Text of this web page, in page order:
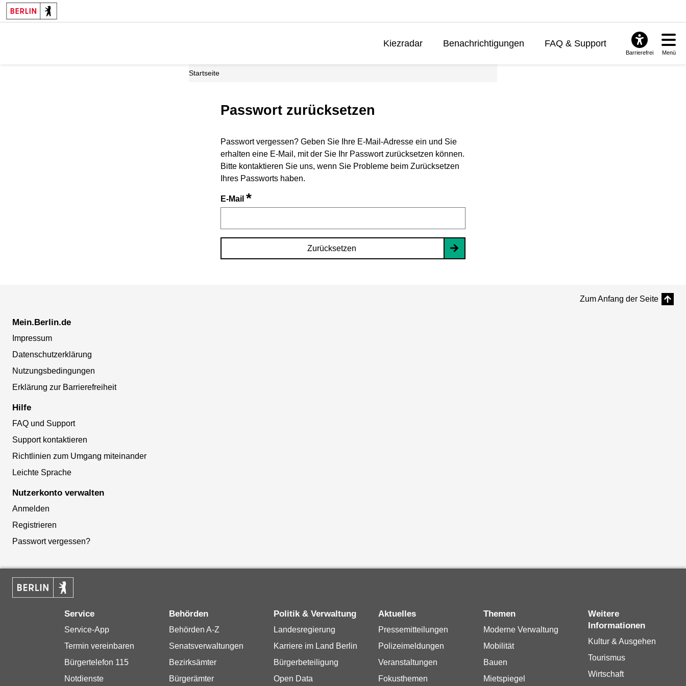
Kiezradar Benachrichtigungen FAQ & Support
Barrierefrei Menü
Startseite
Passwort zurücksetzen
Passwort vergessen? Geben Sie Ihre E-Mail-Adresse ein und Sie
erhalten eine E-Mail, mit der Sie Ihr Passwort zurücksetzen können.
Bitte kontaktieren Sie uns, wenn Sie Probleme beim Zurücksetzen
Ihres Passworts haben.
E-Mail *
Zurücksetzen
Zum Anfang der Seite
Mein.Berlin.de
Impressum
Datenschutzerklärung
Nutzungsbedingungen
Erklärung zur Barrierefreiheit
Hilfe
FAQ und Support
Support kontaktieren
Richtlinien zum Umgang miteinander
Leichte Sprache
Nutzerkonto verwalten
Anmelden
Registrieren
Passwort vergessen?
Service
Service-App
Termin vereinbaren
Bürgertelefon 115
Notdienste
Behörden
Behörden A-Z
Senatsverwaltungen
Bezirksämter
Bürgerämter
Politik & Verwaltung
Landesregierung
Karriere im Land Berlin
Bürgerbeteiligung
Open Data
Aktuelles
Pressemitteilungen
Polizeimeldungen
Veranstaltungen
Fokusthemen
Themen
Moderne Verwaltung
Mobilität
Bauen
Mietspiegel
Weitere
Informationen
Kultur & Ausgehen
Tourismus
Wirtschaft